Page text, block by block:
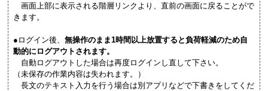
画面上部に表示される階層リンクより、直前の画面に戻ることがで
きます。
●ログイン後、 無操作のまま1時間以上放置すると負荷軽減のため自
動的にログアウトされます。
自動ログアウトした場合は再度ログインし直して下さい。
（未保存の作業内容は失われます。）
長文のテキスト入力を行う場合は別アプリなどで下書きをしてくだ